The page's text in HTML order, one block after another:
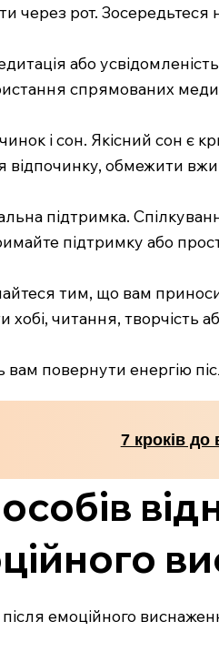
через рот.
або
спрямованих
і сон. Якісний сон є
відпочинку, обмежити
підтримка.
підтримку або
тим, що вам
хобі, читання, творчість
вам повернути енергію
7 кроків до
емоційного